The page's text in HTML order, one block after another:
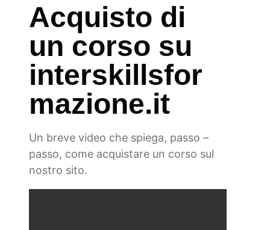
Acquisto di
un corso su
interskillsfor
mazione.it
Un breve video che spiega, passo –
passo, come acquistare un corso sul
nostro sito.